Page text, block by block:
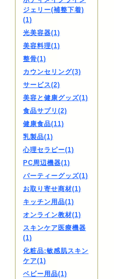
ジェリー(補整下着)
(1)
光美容器(1)
美容料理(1)
整骨(1)
カウンセリング(3)
サービス(2)
美容と健康グッズ(1)
食品サプリ(2)
健康食品(11)
乳製品(1)
心理セラピー(1)
PC周辺機器(1)
パーティーグッズ(1)
お取り寄せ商材(1)
キッチン用品(1)
オンライン教材(1)
スキンケア医療機器
(1)
化粧品:敏感肌スキン
ケア(1)
ベビー用品(1)